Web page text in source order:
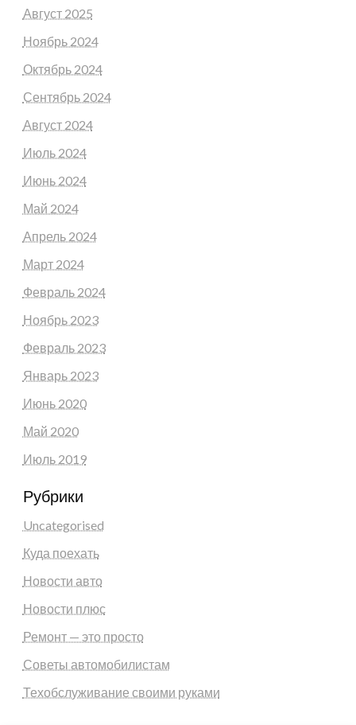
Август 2025
Ноябрь 2024
Октябрь 2024
Сентябрь 2024
Август 2024
Июль 2024
Июнь 2024
Май 2024
Апрель 2024
Март 2024
Февраль 2024
Ноябрь 2023
Февраль 2023
Январь 2023
Июнь 2020
Май 2020
Июль 2019
Рубрики
Uncategorised
Куда поехать
Новости авто
Новости плюс
Ремонт — это просто
Советы автомобилистам
Техобслуживание своими руками